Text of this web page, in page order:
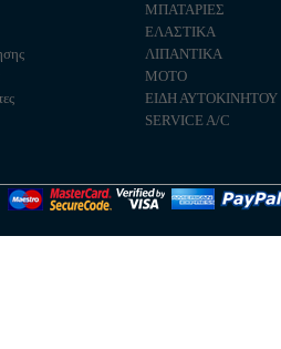
ΜΠΑΤΑΡΙΕΣ
ΕΛΑΣΤΙΚΑ
ΛΙΠΑΝΤΙΚΑ
MOTO
ΕΙΔΗ ΑΥΤΟΚΙΝΗΤΟΥ
SERVICE A/C